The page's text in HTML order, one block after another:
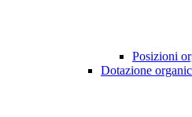
Posizioni
Dotazione